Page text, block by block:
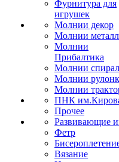
Фурнитура для
игрушек
Молнии декор
Молнии металл
Молнии
Прибалтика
Молнии
Молнии
Молнии
ПНК
Прочее
Развивающие
Фетр
Вязание